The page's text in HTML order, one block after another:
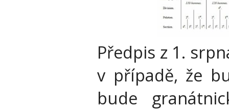
Předpis z 1.
v případě, že
bude